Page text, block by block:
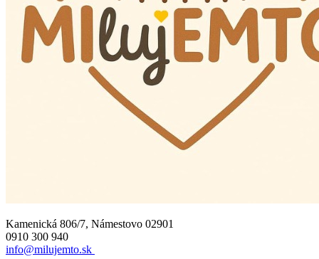
Kamenická 806/7, Námestovo 02901
0910 300 940
info@milujemto.sk